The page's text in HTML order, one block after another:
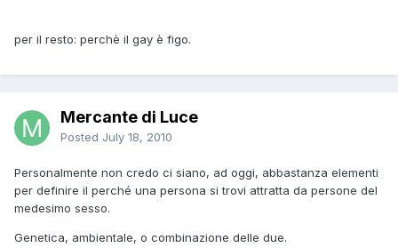
per il resto: perchè il gay è figo.
Mercante di Luce
Posted July 18, 2010
Personalmente non credo ci siano, ad oggi, abbastanza elementi
per definire il perché una persona si trovi attratta da persone del
medesimo sesso.
Genetica, ambientale, o combinazione delle due.